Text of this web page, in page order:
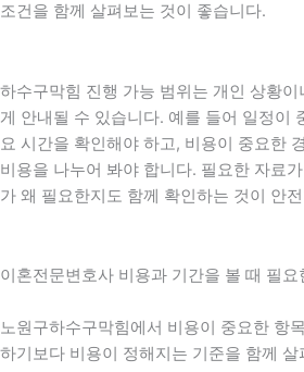
조건을 함께 살펴보는 것이 좋습니다.
하수구막힘 진행 가능 범위는 개인 상황
게 안내될 수 있습니다. 예를 들어 일정이
요 시간을 확인해야 하고, 비용이 중요한
비용을 나누어 봐야 합니다. 필요한 자료
가 왜 필요한지도 함께 확인하는 것이 안
이혼전문변호사 비용과 기간을 볼 때 필요
노원구하수구막힘에서 비용이 중요한 항
하기보다 비용이 정해지는 기준을 함께